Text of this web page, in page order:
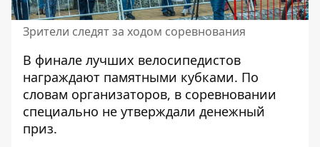
Зрители следят за ходом соревнования
В финале лучших велосипедистов
награждают памятными кубками. По
словам организаторов, в соревновании
специально не утверждали денежный
приз.